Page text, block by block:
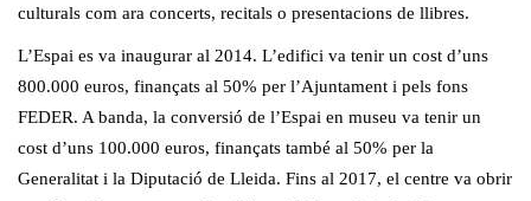
culturals com ara concerts, recitals o presentacions de llibres.
L’Espai es va inaugurar al 2014. L’edifici va tenir un cost d’uns
800.000 euros, finançats al 50% per l’Ajuntament i pels fons
FEDER. A banda, la conversió de l’Espai en museu va tenir un
cost d’uns 100.000 euros, finançats també al 50% per la
Generalitat i la Diputació de Lleida. Fins al 2017, el centre va obrir